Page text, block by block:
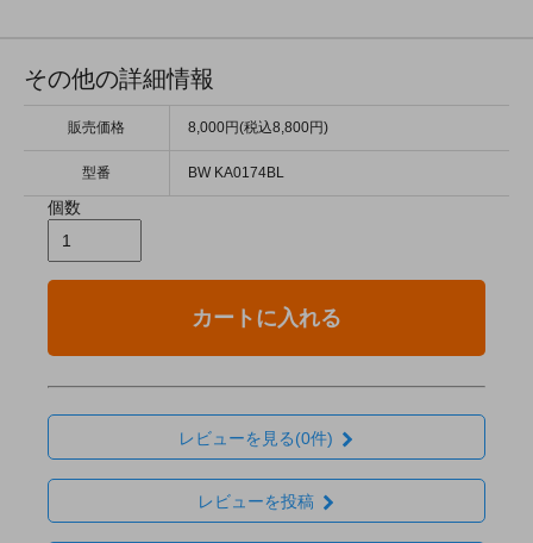
その他の詳細情報
販売価格 8,000円(税込8,800円)
型番 BW KA0174BL
個数
カートに入れる
レビューを見る(0件)
レビューを投稿